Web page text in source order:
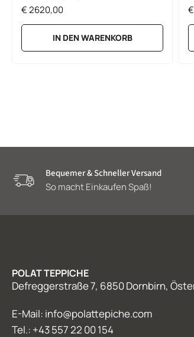
€2620,00
IN DEN WARENKORB
€
Bequemer & Schneller Versand
So macht Einkaufen Spaß!
POLAT TEPPICHE
Defreggerstraße 7, 6850 Dornbirn,
E-Mail: info@polattepiche.com
Tel.: +43 557 22 00 154